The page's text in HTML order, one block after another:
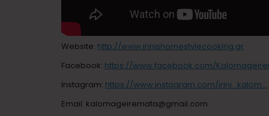
Website: http://www.irinishomestylecooking.gr
Facebook: https://www.facebook.com/
Instagram: https://www.instagram.com/irini_kalom…
Email: kalomageiremata@gmail.com